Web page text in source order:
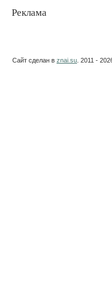
Реклама
Сайт сделан в znai.su . 2011 -